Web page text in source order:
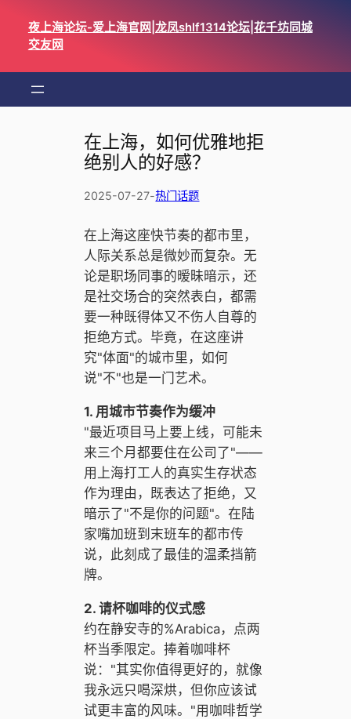
容
夜上海论坛-爱上海官网|龙凤shlf1314论坛|花千坊同城
交友网
在上海，如何优雅地拒
绝别人的好感？
2025-07-27-热门话题
在上海这座快节奏的都市里，
人际关系总是微妙而复杂。无
论是职场同事的暧昧暗示，还
是社交场合的突然表白，都需
要一种既得体又不伤人自尊的
拒绝方式。毕竟，在这座讲
究"体面"的城市里，如何
说"不"也是一门艺术。
1. 用城市节奏作为缓冲
"最近项目马上要上线，可能未
来三个月都要住在公司了"——
用上海打工人的真实生存状态
作为理由，既表达了拒绝，又
暗示了"不是你的问题"。在陆
家嘴加班到末班车的都市传
说，此刻成了最佳的温柔挡箭
牌。
2. 请杯咖啡的仪式感
约在静安寺的%Arabica，点两
杯当季限定。捧着咖啡杯
说："其实你值得更好的，就像
我永远只喝深烘，但你应该试
试更丰富的风味。"用咖啡哲学